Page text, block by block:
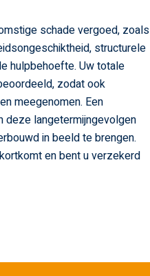
schade vergoed, zoals
structurele
hulpbehoefte. Uw totale
zodat ook
meegenomen. Een
langetermijngevolgen
in beeld te brengen.
en bent u verzekerd